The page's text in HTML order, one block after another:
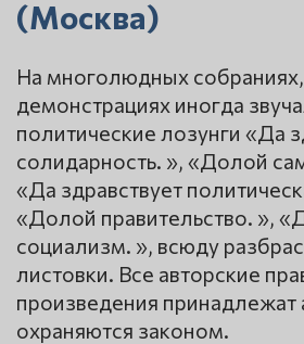
(Москва)
На многолюдных собраниях,
демонстрациях иногда
политические лозунги «Да
солидарность. », «Долой
«Да здравствует
«Долой правительство. »,
социализм. », всюду
листовки. Все авторские
произведения принадлежат
охраняются законом.